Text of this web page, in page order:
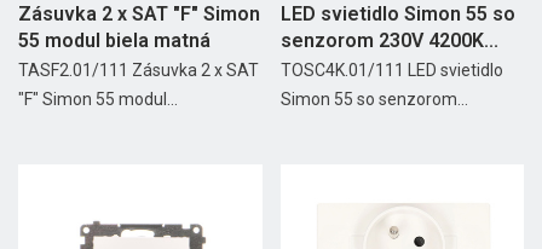
Zásuvka 2 x SAT "F" Simon
55 modul biela matná
TASF2.01/111 Zásuvka 2 x SAT
"F" Simon 55 modul...
LED svietidlo Simon 55 so
senzorom 230V 4200K...
TOSC4K.01/111 LED svietidlo
Simon 55 so senzorom...